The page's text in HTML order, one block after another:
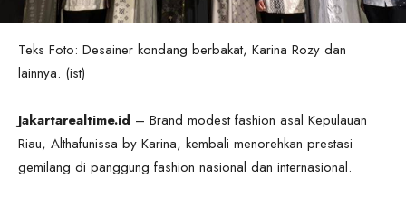
Teks Foto: Desainer kondang berbakat, Karina Rozy dan
lainnya. (ist)
Jakartarealtime.id – Brand modest fashion asal Kepulauan
Riau, Althafunissa by Karina, kembali menorehkan prestasi
gemilang di panggung fashion nasional dan internasional.